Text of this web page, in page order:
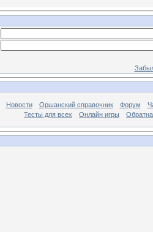
Новости Оршанский справочник Форум
Тесты для всех
Онлайн игры